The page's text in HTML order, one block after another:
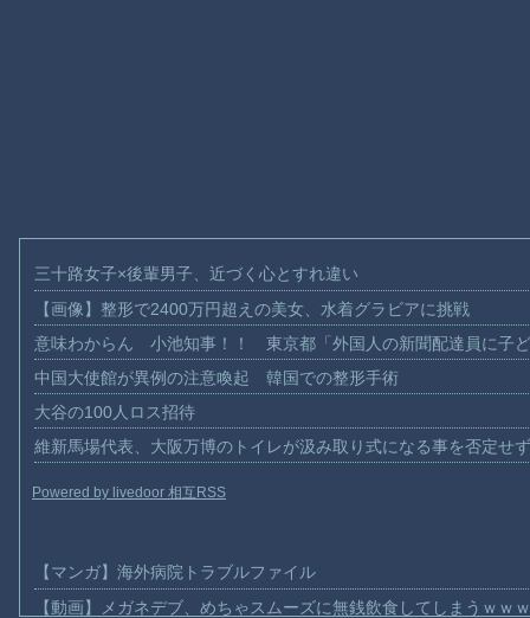
三十路女子×後輩男子、近づく心とすれ違い
【画像】整形で2400万円超えの美女、水着グラビアに挑戦
意味わからん 小池知事！！ 東京都「外国人の新聞配達員に子
中国大使館が異例の注意喚起 韓国での整形手術
大谷の100人ロス招待
維新馬場代表、大阪万博のトイレが汲み取り式になる事を否定せ
Powered by livedoor 相互RSS
【マンガ】海外病院トラブルファイル
【動画】メガネデブ、めちゃスムーズに無銭飲食してしまうｗｗ